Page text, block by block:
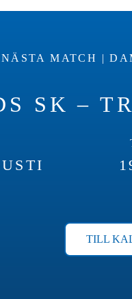
NÄSTA MATCH |
SK –
TILL